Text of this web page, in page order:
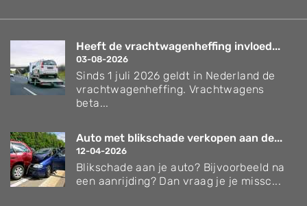
Heeft de vrachtwagenheffing invloed...
03-08-2026
Sinds 1 juli 2026 geldt in Nederland de
vrachtwagenheffing. Vrachtwagens
beta...
Auto met blikschade verkopen aan de...
12-04-2026
Blikschade aan je auto? Bijvoorbeeld na
een aanrijding? Dan vraag je je missc...